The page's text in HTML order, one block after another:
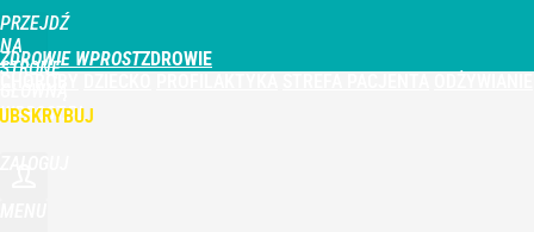
PRZEJDŹ
NA
STRONĘ
WPROST.PL
ZDROWIE WPROST